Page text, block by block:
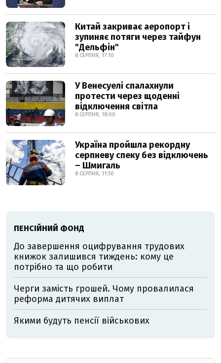
Китай закриває аеропорт і
зупиняє потяги через тайфун
"Дельфін"
8 СЕРПНЯ, 17:10
У Венесуелі спалахнули
протести через щоденні
відключення світла
8 СЕРПНЯ, 18:00
Україна пройшла рекордну
серпневу спеку без відключень
– Шмигаль
8 СЕРПНЯ, 11:50
ПЕНСІЙНИЙ ФОНД
До завершення оцифрування трудових
книжок залишився тиждень: кому це
потрібно та що робити
Черги замість грошей. Чому провалилася
реформа дитячих виплат
Якими будуть пенсії військових